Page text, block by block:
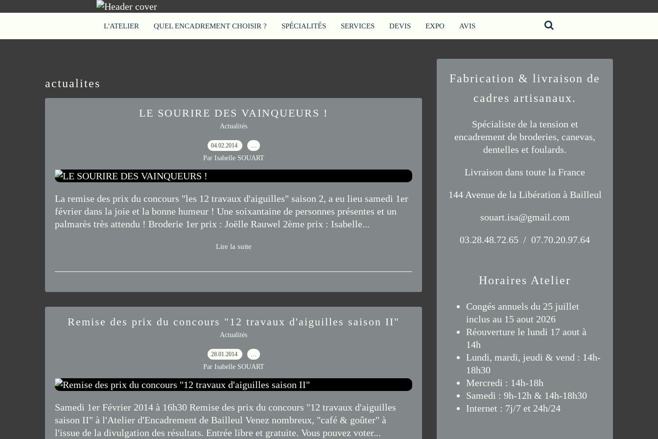
L'ATELIER QUEL ENCADREMENT CHOISIR ? SPÉCIALITÉS SERVICES DEVIS EXPO AVIS
actualites
LE SOURIRE DES VAINQUEURS !
Actualités
04.02.2014 …
Par Isabelle SOUART
La remise des prix du concours "les 12 travaux d'aiguilles" saison 2, a eu lieu samedi 1er
février dans la joie et la bonne humeur ! Une soixantaine de personnes présentes et un
palmarès très attendu ! Broderie 1er prix : Joëlle Rauwel 2ème prix : Isabelle...
Lire la suite
Remise des prix du concours "12 travaux d'aiguilles saison II"
Actualités
28.01.2014 …
Par Isabelle SOUART
Samedi 1er Février 2014 à 16h30 Remise des prix du concours "12 travaux d'aiguilles
saison II" à l'Atelier d'Encadrement de Bailleul Venez nombreux, "café & goûter" à
l'issue de la divulgation des résultats. Entrée libre et gratuite. Vous pouvez voter...
Fabrication & livraison de
cadres artisanaux.
Spécialiste de la tension et
encadrement de broderies, canevas,
dentelles et foulards.
Livraison dans toute la France
144 Avenue de la Libération à Bailleul
souart.isa@gmail.com
03.28.48.72.65 / 07.70.20.97.64
Horaires Atelier
Congés annuels du 25 juillet
inclus au 15 aout 2026
Réouverture le lundi 17 aout à
14h
Lundi, mardi, jeudi & vend : 14h-
18h30
Mercredi : 14h-18h
Samedi : 9h-12h & 14h-18h30
Internet : 7j/7 et 24h/24